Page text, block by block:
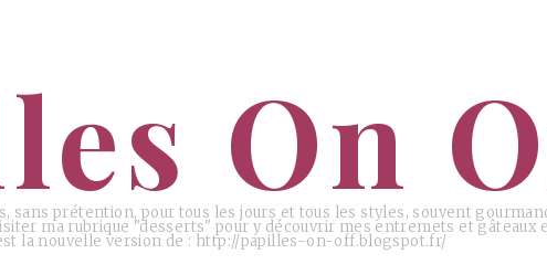
On
sans prétention, pour tous les jours et tous les styles, souvent
ma rubrique "desserts" pour y découvrir mes entremets et gâteaux
la nouvelle version de : http://papilles-on-off.blogspot.fr/